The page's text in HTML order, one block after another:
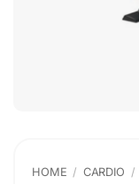
HOME / CARDIO /